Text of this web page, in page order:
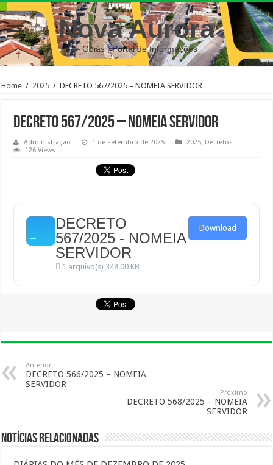
Nova Aurora
– Goiás | Portal de Informações
Home / 2025 / DECRETO 567/2025 – NOMEIA SERVIDOR
DECRETO 567/2025 – NOMEIA SERVIDOR
Administração 1 de setembro de 2025 2025, Decretos
126 Views
DECRETO
567/2025 - NOMEIA
SERVIDOR
1 arquivo(s)348.00 KB
Download
Anterior
DECRETO 566/2025 – NOMEIA
SERVIDOR
Próximo
DECRETO 568/2025 – NOMEIA
SERVIDOR
Notícias Relacionadas